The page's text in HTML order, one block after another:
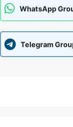
WhatsApp
Telegram